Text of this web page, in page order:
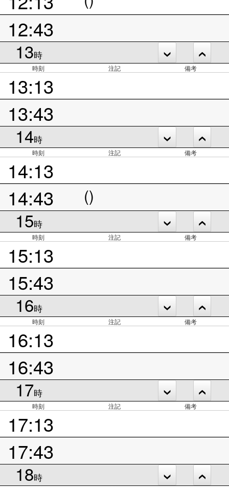
12:43
13時
時刻 注記 備考
13:13
13:43
14時
時刻 注記 備考
14:13
14:43
()
15時
時刻 注記 備考
15:13
15:43
16時
時刻 注記 備考
16:13
16:43
17時
時刻 注記 備考
17:13
17:43
18時